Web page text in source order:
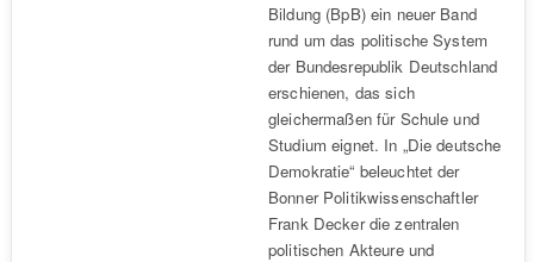
Bildung (BpB) ein neuer Band
rund um das politische System
der Bundesrepublik Deutschland
erschienen, das sich
gleichermaßen für Schule und
Studium eignet. In „Die deutsche
Demokratie“ beleuchtet der
Bonner Politikwissenschaftler
Frank Decker die zentralen
politischen Akteure und